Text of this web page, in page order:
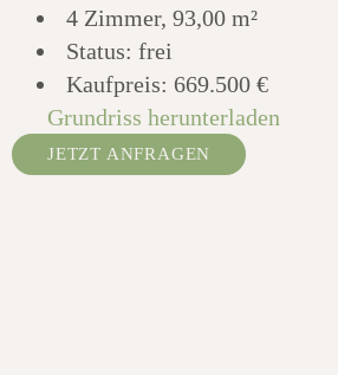
4 Zimmer, 93,00 m²
Status: frei
Kaufpreis: 669.500 €
Grundriss herunterladen
JETZT ANFRAGEN